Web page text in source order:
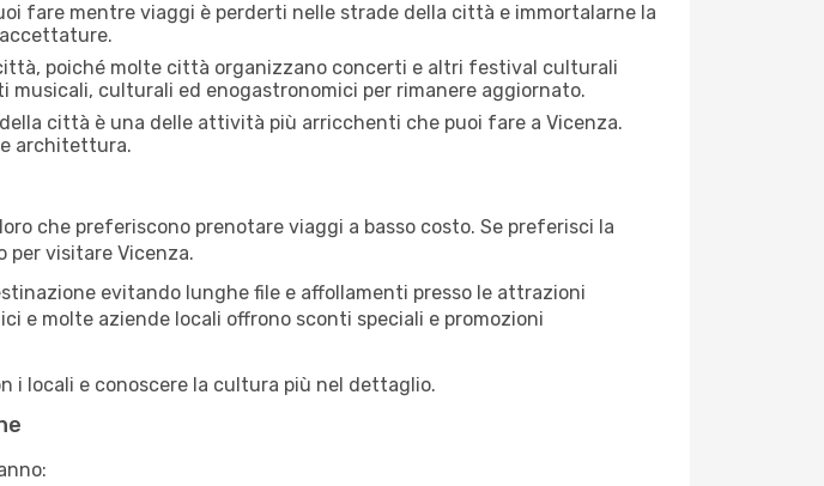
fare mentre viaggi è perderti nelle strade della città e immortalarne la
poiché molte città organizzano concerti e altri festival culturali
culturali ed enogastronomici per rimanere aggiornato.
città è una delle attività più arricchenti che puoi fare a Vicenza.
architettura.
che preferiscono prenotare viaggi a basso costo. Se preferisci la
per visitare Vicenza.
evitando lunghe file e affollamenti presso le attrazioni
e molte aziende locali offrono sconti speciali e promozioni
i locali e conoscere la cultura più nel dettaglio.